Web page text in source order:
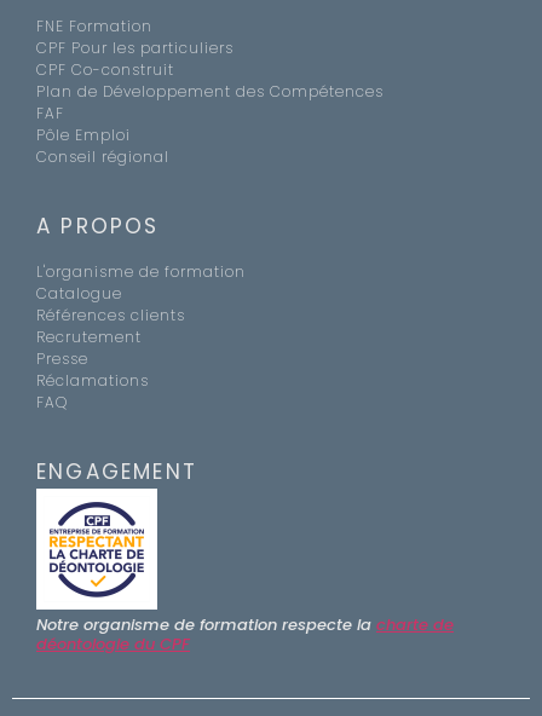
FNE Formation
CPF Pour les particuliers
CPF Co-construit
Plan de Développement des Compétences
FAF
Pôle Emploi
Conseil régional
A PROPOS
L'organisme de formation
Catalogue
Références clients
Recrutement
Presse
Réclamations
FAQ
ENGAGEMENT
Notre organisme de formation respecte la charte de
déontologie du CPF